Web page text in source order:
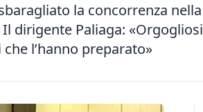
la concorrenza nella
dirigente Paliaga: «Orgogliosi
l’hanno preparato»